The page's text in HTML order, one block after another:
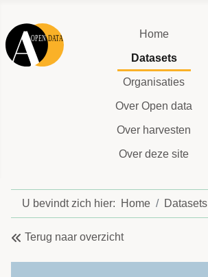
Home
Datasets
Organisaties
Over Open data
Over harvesten
Over deze site
U bevindt zich hier: Home Datasets
Terug naar overzicht